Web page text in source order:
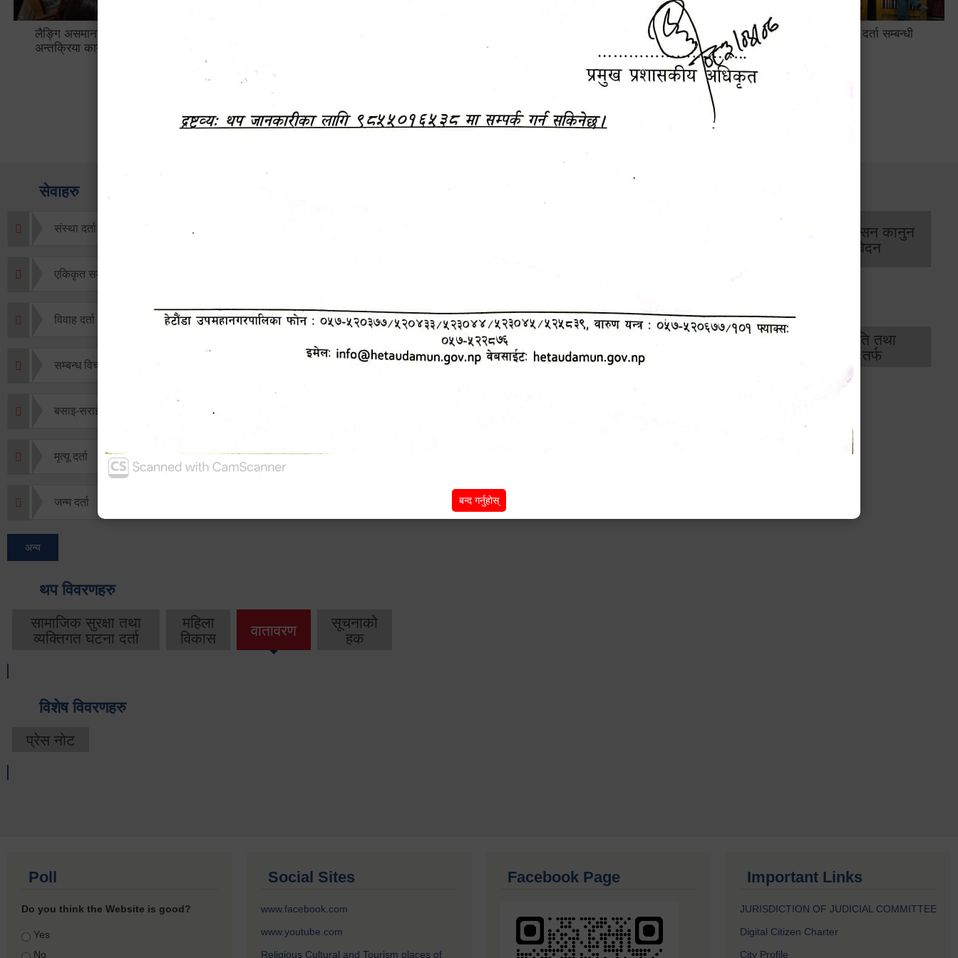
लैङ्गि असमानताका विबिध पक्षहरु विषयक
अन्तक्रिया कार्यक्रम
सामाजिक सुरक्षा तथा घटना दर्ता सम्बन्धी
अन्तरक्रियात्मक कार्यक्रम
सेवाहरु
संस्था दर्ता सिफारिस
एकिकृत सम्पत्ति कर/घर जग्गा कर
विवाह दर्ता
सम्बन्ध विच्छेद दर्ता
बसाइ-सराई जाने/आउने दर्ता
मृत्यू दर्ता
जन्म दर्ता
अन्य
थप विवरणहरु
सामाजिक सुरक्षा तथा
व्यक्तिगत घटना दर्ता
महिला
विकास
वातावरण
सूचनाको
हक
विशेष विवरणहरु
प्रेस नोट
आर्थिक प्रशासन कानुन
/ प्रतिवेदन
शिक्षा
तर्फ
तर्फ
विकास
राजस्व
भवन अनुमति तथा
मापदण्ड तर्फ
Poll
Do you think the Website is good?
Choices
Yes
No
Social Sites
www.facebook.com
www.youtube.com
Religious Cultural and Tourism places of
Facebook Page Important Links
JURISDICTION OF JUDICIAL COMMITTEE
Digital Citizen Charter
City Profile
बन्द गर्नुहोस्